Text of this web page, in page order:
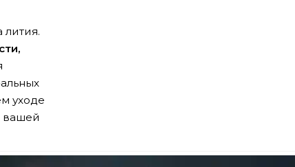
уходе
вашей